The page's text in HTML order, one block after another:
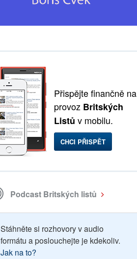
Přispějte finančně na
provoz Britských
Listů v mobilu.
CHCI PŘISPĚT
Podcast Britských listů
Stáhněte si rozhovory v audio
formátu a poslouchejte je kdekoliv.
Jak na to?